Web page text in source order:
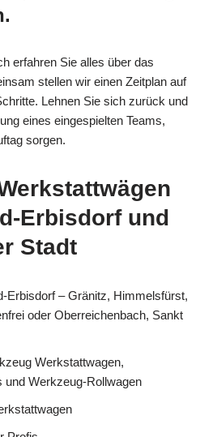
erfahren Sie alles über das
stellen wir einen Zeitplan auf
Lehnen Sie sich zurück und
eines eingespielten Teams,
sorgen.
Erbisdorf und
Stadt
Erbisdorf – Gränitz, Himmelsfürst,
oder Oberreichenbach, Sankt
Werkstattwagen,
Werkzeug-Rollwagen